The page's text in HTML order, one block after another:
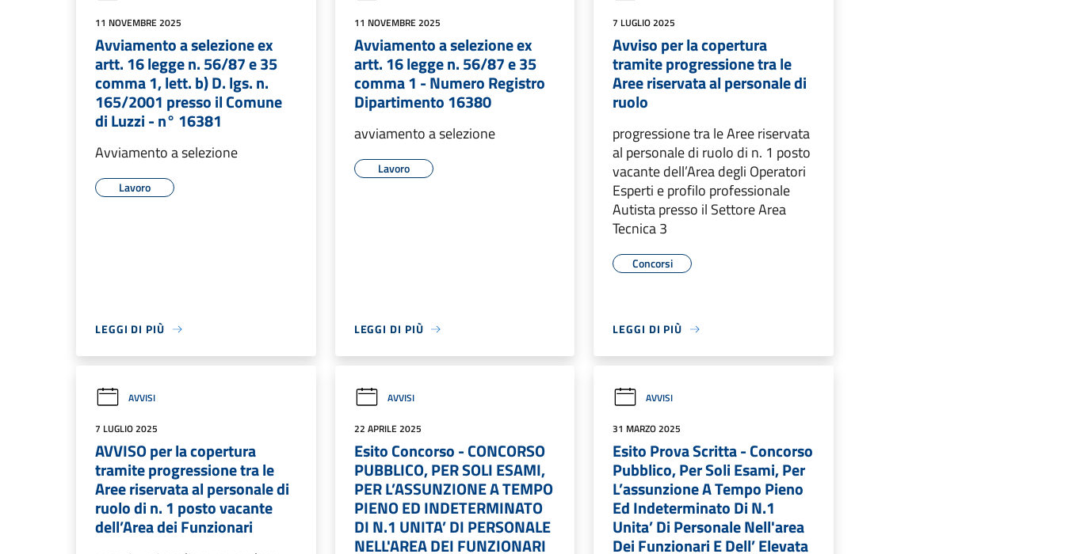
11 NOVEMBRE 2025
Avviamento a selezione ex
artt. 16 legge n. 56/87 e 35
comma 1, lett. b) D. lgs. n.
165/2001 presso il Comune
di Luzzi - n° 16381
Avviamento a selezione
Lavoro
LEGGI DI PIÙ
11 NOVEMBRE 2025
Avviamento a selezione ex
artt. 16 legge n. 56/87 e 35
comma 1 - Numero Registro
Dipartimento 16380
avviamento a selezione
Lavoro
LEGGI DI PIÙ
7 LUGLIO 2025
Avviso per la copertura
tramite progressione tra le
Aree riservata al personale di
ruolo
progressione tra le Aree riservata
al personale di ruolo di n. 1 posto
vacante dell’Area degli Operatori
Esperti e profilo professionale
Autista presso il Settore Area
Tecnica 3
Concorsi
LEGGI DI PIÙ
AVVISI
7 LUGLIO 2025
AVVISO per la copertura
tramite progressione tra le
Aree riservata al personale di
ruolo di n. 1 posto vacante
dell’Area dei Funzionari
AVVISI
22 APRILE 2025
Esito Concorso - CONCORSO
PUBBLICO, PER SOLI ESAMI,
PER L’ASSUNZIONE A TEMPO
PIENO ED INDETERMINATO
DI N.1 UNITA’ DI PERSONALE
NELL'AREA DEI FUNZIONARI
AVVISI
31 MARZO 2025
Esito Prova Scritta - Concorso
Pubblico, Per Soli Esami, Per
L’assunzione A Tempo Pieno
Ed Indeterminato Di N.1
Unita’ Di Personale Nell'area
Dei Funzionari E Dell’ Elevata